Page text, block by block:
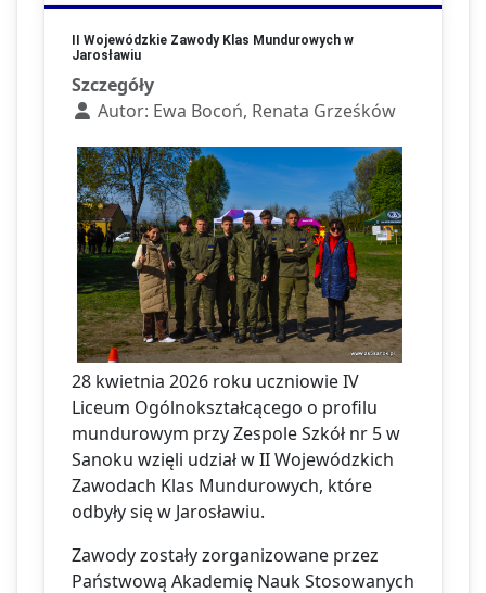
II Wojewódzkie Zawody Klas Mundurowych w
Jarosławiu
Szczegóły
Autor: Ewa Bocoń, Renata Grześków
28 kwietnia 2026 roku uczniowie IV
Liceum Ogólnokształcącego o profilu
mundurowym przy Zespole Szkół nr 5 w
Sanoku wzięli udział w II Wojewódzkich
Zawodach Klas Mundurowych, które
odbyły się w Jarosławiu.
Zawody zostały zorganizowane przez
Państwową Akademię Nauk Stosowanych